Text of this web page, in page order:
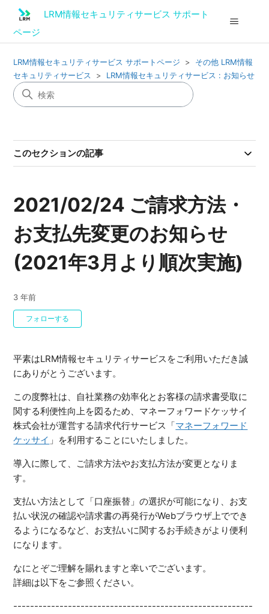
LRM情報セキュリティサービス サポート
ページ
LRM情報セキュリティサービス サポートページ
その他 LRM情報
セキュリティサービス
LRM情報セキュリティサービス : お知らせ
このセクションの記事
2021/02/24 ご請求方法・
お支払先変更のお知らせ
(2021年3月より順次実施)
3 年前
フォローする
平素はLRM情報セキュリティサービスをご利用いただき誠
にありがとうございます。
この度弊社は、自社業務の効率化とお客様の請求書受取に
関する利便性向上を図るため、マネーフォワードケッサイ
株式会社が運営する請求代行サービス「マネーフォワード
ケッサイ 」を利用することにいたしました。
導入に際して、ご請求方法やお支払方法が変更となりま
す。
支払い方法として「口座振替」の選択が可能になり、お支
払い状況の確認や請求書の再発行がWebブラウザ上ででき
るようになるなど、お支払いに関するお手続きがより便利
になります。
なにとぞご理解を賜れますと幸いでございます。
詳細は以下をご参照ください。
---------------------------------------------------------